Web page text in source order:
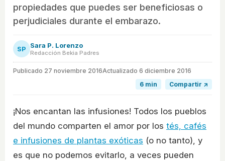
propiedades que puedes ser beneficiosas o
perjudiciales durante el embarazo.
SP Sara P. Lorenzo
Redacción Bekia Padres
Publicado 27 noviembre 2016Actualizado 6 diciembre 2016
6 min
Compartir ↗
¡Nos encantan las infusiones! Todos los pueblos
del mundo comparten el amor por los tés, cafés
e infusiones de plantas exóticas (o no tanto), y
es que no podemos evitarlo, a veces pueden